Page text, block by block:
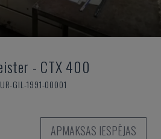
- CTX 400
GIL-1991-00001
APMAKSAS IESPĒJAS